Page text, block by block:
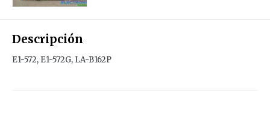
Descripción
E1-572, E1-572G, LA-B162P